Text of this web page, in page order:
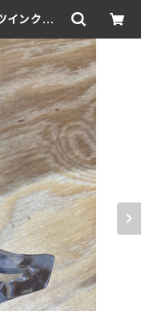
ンクリッ